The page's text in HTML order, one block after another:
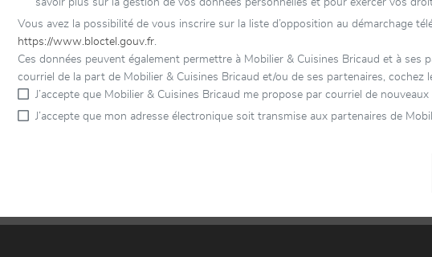
savoir plus sur la gestion de vos données personnelles et pour exercer vos
Vous avez la possibilité de vous inscrire sur la liste d’opposition au démarchage
https://www.bloctel.gouv.fr.
Ces données peuvent également permettre à Mobilier & Cuisines Bricaud et à
courriel de la part de Mobilier & Cuisines Bricaud et/ou de ses partenaires, cochez
J’accepte que Mobilier & Cuisines Bricaud me propose par courriel de
J’accepte que mon adresse électronique soit transmise aux partenaires de